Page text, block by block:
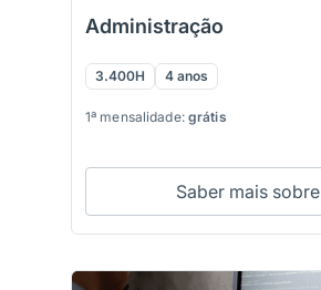
Administração
3.400H 4 anos
1ª mensalidade: grátis
Saber mais sobre